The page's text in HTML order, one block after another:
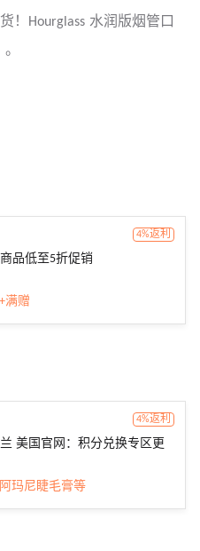
！Hourglass 水润版烟管口
4%返利
品低至5折促销
满赠
4%返利
兰 美国官网：积分兑换专区更
玛尼睫毛膏等